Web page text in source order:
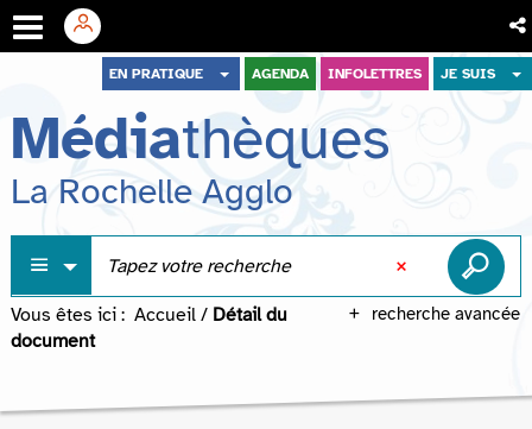
menu
contenu
recherche
EN PRATIQUE AGENDA INFOLETTRES JE SUIS
Médiathèques
La Rochelle Agglo
recherche avancée
Vous êtes ici : Accueil / Détail du
document